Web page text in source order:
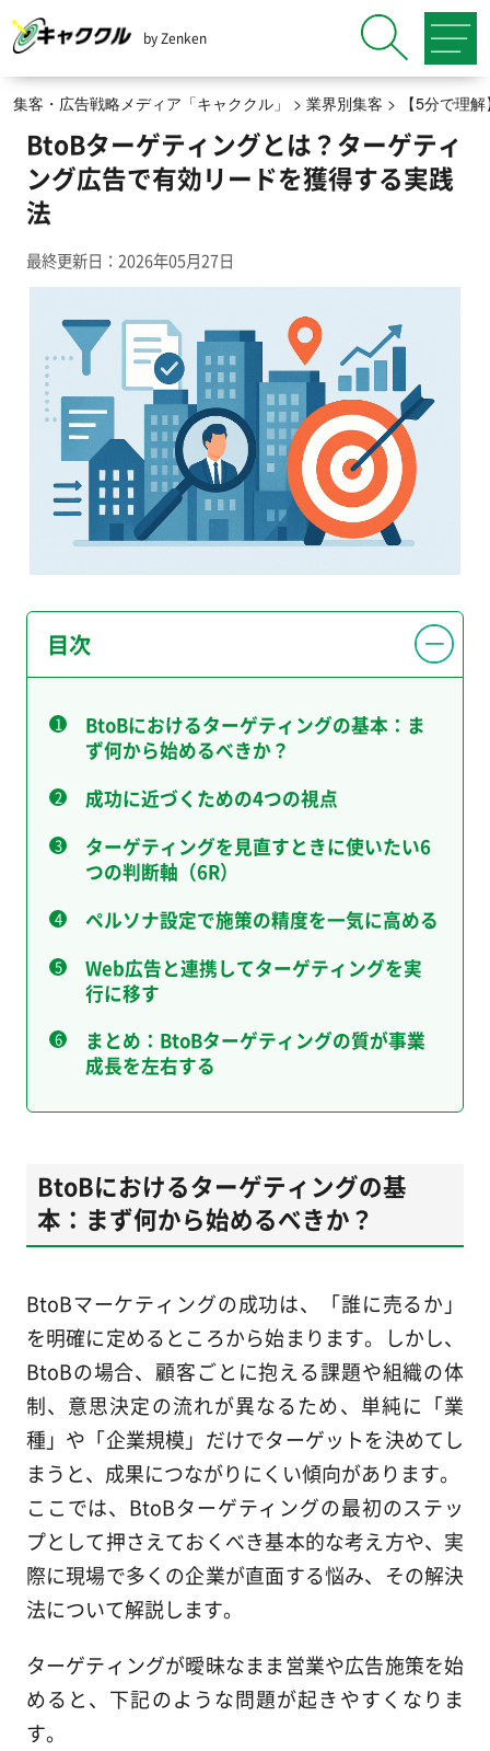
by Zenken
集客・広告戦略メディア「キャククル」 > 業界別集客 > 【5分で理
BtoBターゲティングとは？ターゲティ
ング広告で有効リードを獲得する実践
法
最終更新日：2026年05月27日
目次
BtoBにおけるターゲティングの基本：ま
ず何から始めるべきか？
成功に近づくための4つの視点
ターゲティングを見直すときに使いたい6
つの判断軸（6R）
ペルソナ設定で施策の精度を一気に高める
Web広告と連携してターゲティングを実
行に移す
まとめ：BtoBターゲティングの質が事業
成長を左右する
BtoBにおけるターゲティングの基
本：まず何から始めるべきか？
BtoBマーケティングの成功は、「誰に売るか」
を明確に定めるところから始まります。しかし、
BtoBの場合、顧客ごとに抱える課題や組織の体
制、意思決定の流れが異なるため、単純に「業
種」や「企業規模」だけでターゲットを決めてし
まうと、成果につながりにくい傾向があります。
ここでは、BtoBターゲティングの最初のステッ
プとして押さえておくべき基本的な考え方や、実
際に現場で多くの企業が直面する悩み、その解決
法について解説します。
ターゲティングが曖昧なまま営業や広告施策を始
めると、下記のような問題が起きやすくなりま
す。